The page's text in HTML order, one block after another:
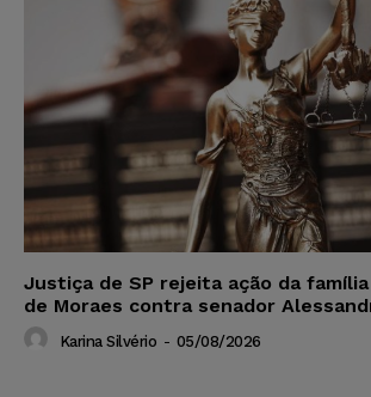
Justiça de SP rejeita ação da
de Moraes contra senador
Karina Silvério - 05/08/2026